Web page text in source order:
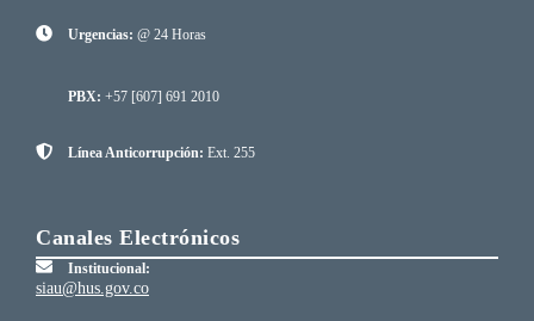
Urgencias: @ 24 Horas
PBX: +57 [607] 691 2010
Línea Anticorrupción: Ext. 255
Canales Electrónicos
Institucional:
siau@hus.gov.co